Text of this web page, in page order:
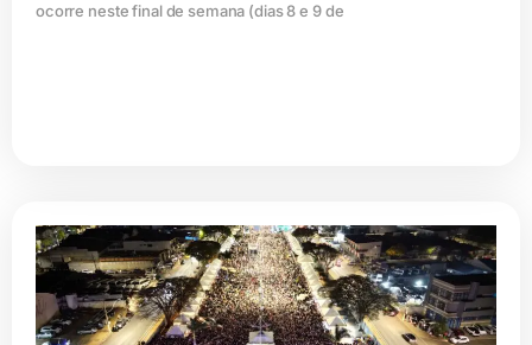
ocorre neste final de semana (dias 8 e 9 de